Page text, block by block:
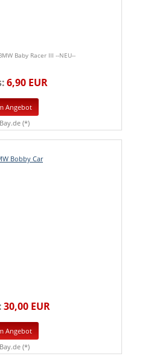
Baby Racer III --NEU--
6,90 EUR
Angebot
(*)
30,00 EUR
Angebot
(*)